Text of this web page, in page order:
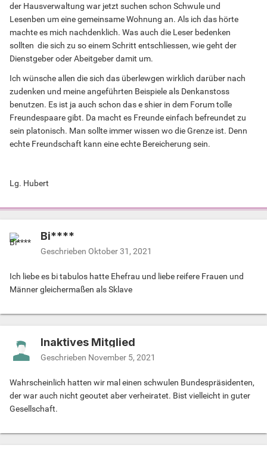
der Hausverwaltung war jetzt suchen schon Schwule und
Lesenben um eine gemeinsame Wohnung an. Als ich das hörte
machte es mich nachdenklich. Was auch die Leser bedenken
sollten die sich zu so einem Schritt entschliessen, wie geht der
Dienstgeber oder Abeitgeber damit um.
Ich wünsche allen die sich das überlewgen wirklich darüber nach
zudenken und meine angeführten Beispiele als Denkanstoss
benutzen. Es ist ja auch schon das e shier in dem Forum tolle
Freundespaare gibt. Da macht es Freunde einfach befreundet zu
sein platonisch. Man sollte immer wissen wo die Grenze ist. Denn
echte Freundschaft kann eine echte Bereicherung sein.
Lg. Hubert
Bi****
Geschrieben Oktober 31, 2021
Ich liebe es bi tabulos hatte Ehefrau und liebe reifere Frauen und
Männer gleichermaßen als Sklave
Inaktives Mitglied
Geschrieben November 5, 2021
Wahrscheinlich hatten wir mal einen schwulen Bundespräsidenten,
der war auch nicht geoutet aber verheiratet. Bist vielleicht in guter
Gesellschaft.